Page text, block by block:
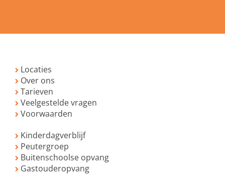
Locaties
Over ons
Tarieven
Veelgestelde vragen
Voorwaarden
Kinderdagverblijf
Peutergroep
Buitenschoolse opvang
Gastouderopvang